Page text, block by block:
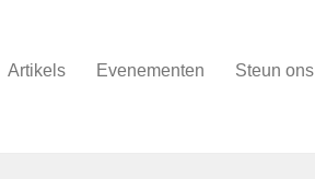
Artikels Evenementen Steun ons